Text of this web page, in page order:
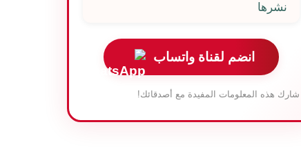
نشرها
انضم لقناة واتساب
شارك هذه المعلومات المفيدة مع أصدقائك!